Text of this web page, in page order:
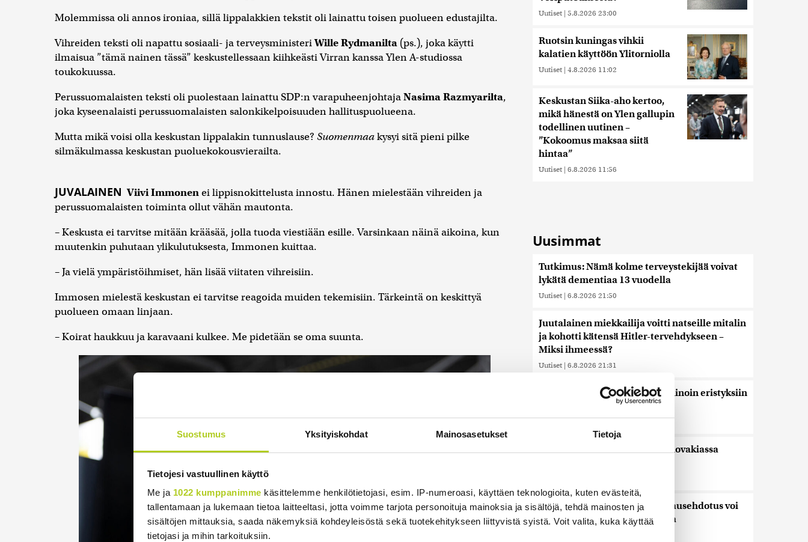
Suostumus Yksityiskohdat Mainosasetukset Tietoja
Tietojesi vastuullinen käyttö
Me ja 1022 kumppanimme käsittelemme henkilötietojasi, esim. IP-numeroasi, käyttäen teknologioita, kuten evästeitä,
tallentamaan ja lukemaan tietoa laitteeltasi, jotta voimme tarjota personoituja mainoksia ja sisältöjä, tehdä mainosten ja
sisältöjen mittauksia, saada näkemyksiä kohdeyleisöstä sekä tuotekehitykseen liittyvistä syistä. Voit valita, kuka käyttää
tietojasi ja mihin tarkoituksiin.
Molemmissa oli annos ironiaa, sillä lippalakkien tekstit oli lainattu toisen puolueen edustajilta.
Vihreiden teksti oli napattu sosiaali- ja terveysministeriWille Rydmanilta (ps.), joka käytti
ilmaisua ”tämä nainen tässä” keskustellessaan kiihkeästi Virran kanssa Ylen A-studiossa
toukokuussa.
Perussuomalaisten teksti oli puolestaan lainattu SDP:n varapuheenjohtajaNasima Razmyarilta,
joka kyseenalaisti perussuomalaisten salonkikelpoisuuden hallituspuolueena.
Mutta mikä voisi olla keskustan lippalakin tunnuslause? Suomenmaakysyi sitä pieni pilke
silmäkulmassa keskustan puoluekokousvierailta.
JUVALAINEN Viivi Immonenei lippisnokittelusta innostu. Hänen mielestään vihreiden ja
perussuomalaisten toiminta ollut vähän mautonta.
– Keskusta ei tarvitse mitään krääsää, jolla tuoda viestiään esille. Varsinkaan näinä aikoina, kun
muutenkin puhutaan ylikulutuksesta, Immonen kuittaa.
– Ja vielä ympäristöihmiset, hän lisää viitaten vihreisiin.
Immosen mielestä keskustan ei tarvitse reagoida muiden tekemisiin. Tärkeintä on keskittyä
puolueen omaan linjaan.
– Koirat haukkuu ja karavaani kulkee. Me pidetään se oma suunta.
Uutiset | 5.8.2026 23:00
Ruotsin kuningas vihkii
kalatien käyttöön Ylitorniolla
Uutiset | 4.8.2026 11:02
Keskustan Siika-aho kertoo,
mikä hänestä on Ylen gallupin
todellinen uutinen –
”Kokoomus maksaa siitä
hintaa”
Uutiset | 6.8.2026 11:56
Uusimmat
Tutkimus: Nämä kolme terveystekijää voivat
lykätä dementiaa 13 vuodella
Uutiset | 6.8.2026 21:50
Juutalainen miekkailija voitti natseille mitalin
ja kohotti kätensä Hitler-tervehdykseen –
Miksi ihmeessä?
Uutiset | 6.8.2026 21:31
Veriputouksesta löydettiin muinoin eristyksiin
Lämpöennätys meni uusiksi Slovakiassa
Valtiovarainministeriön leikkausehdotus voi
pidentää Kelan käsittelyaikoja